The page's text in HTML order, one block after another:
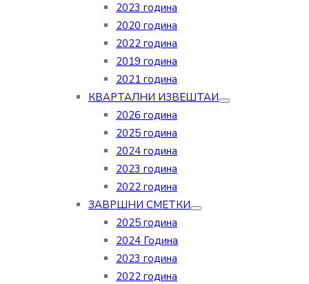
2023 година
2020 година
2022 година
2019 година
2021 година
КВАРТАЛНИ ИЗВЕШТАИ
2026 година
2025 година
2024 година
2023 година
2022 година
ЗАВРШНИ СМЕТКИ
2025 година
2024 Година
2023 година
2022 година